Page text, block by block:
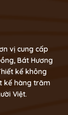
vị cung cấp
Bát Hương
kế không
kế hàng trăm
Việt.